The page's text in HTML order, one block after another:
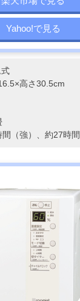
Yahoo!で見る
高さ30.5cm
間（強）、約27時間